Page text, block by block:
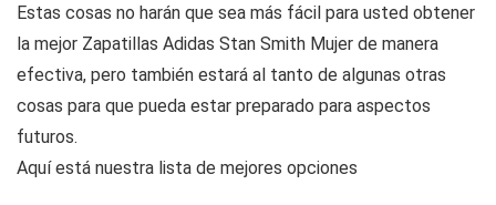
Estas cosas no harán que sea más fácil para usted obtener
la mejor Zapatillas Adidas Stan Smith Mujer de manera
efectiva, pero también estará al tanto de algunas otras
cosas para que pueda estar preparado para aspectos
futuros.
Aquí está nuestra lista de mejores opciones